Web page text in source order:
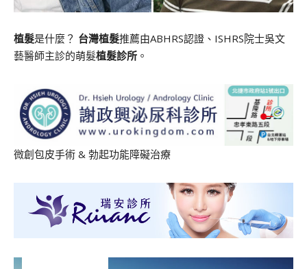
植髮是什麼？ 台灣植髮推薦由ABHRS認證、ISHRS院士吳文
藝醫師主診的萌髮植髮診所 。
微創包皮手術 & 勃起功能障礙治療